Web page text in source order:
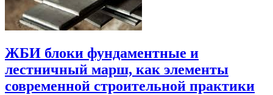
ЖБИ блоки фундаментные и
лестничный марш, как элементы
современной строительной практики